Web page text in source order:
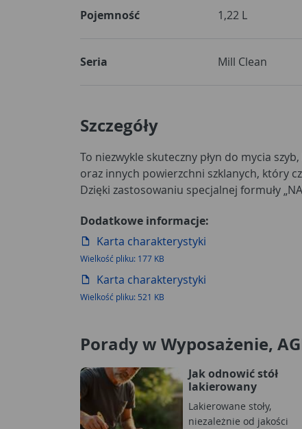
Pojemność 1,22 L
Seria Mill Clean
Szczegóły
To niezwykle skuteczny płyn do mycia
oraz innych powierzchni szklanych, który
Dzięki zastosowaniu specjalnej formuły
Dodatkowe informacje:
Karta charakterystyki
Wielkość pliku: 177 KB
Karta charakterystyki
Wielkość pliku: 521 KB
Porady w Wyposażenie,
Jak odnowić stół
lakierowany
Lakierowane stoły,
niezależnie od jakości